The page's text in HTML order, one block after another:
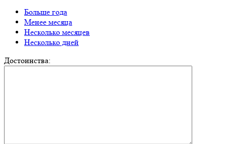
Больше года
Менее месяца
Несколько месяцев
Несколько дней
Достоинства: